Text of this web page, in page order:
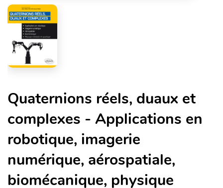
Quaternions réels, duaux et
complexes - Applications en
robotique, imagerie
numérique, aérospatiale,
biomécanique, physique